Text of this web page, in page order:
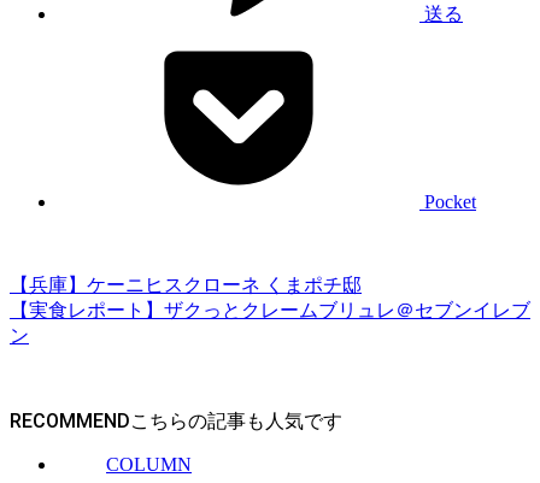
送る
Pocket
【兵庫】ケーニヒスクローネ くまポチ邸
【実食レポート】ザクっとクレームブリュレ＠セブンイレブ
ン
RECOMMEND
COLUMN